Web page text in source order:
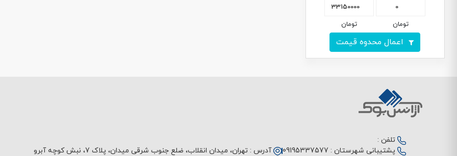
تومان تومان
اعمال محدوه قیمت
تلفن :
پشتیبانی شهرستان : 09195337577
آدرس : تهران، میدان انقلاب، ضلع جنوب شرقی میدان، پلاک 7، نبش کوچه آبرو